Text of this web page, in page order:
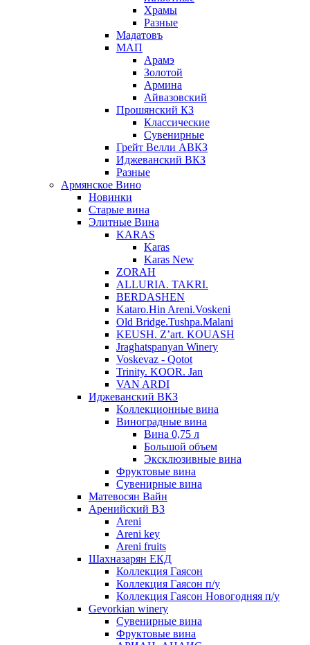
Храмы
Разные
Мадатовъ
МАП
Арамэ
Золотой
Армина
Айвазовский
Прошянский КЗ
Классические
Сувенирные
Грейт Велли АВКЗ
Иджеванский ВКЗ
Разные
Армянское Вино
Новинки
Старые вина
Элитные Вина
KARAS
Karas
Karas New
ZORAH
ALLURIA. TAKRI.
BERDASHEN
Kataro.Hin Areni.Voskeni
Old Bridge.Tushpa.Malani
KEUSH. Z’art. KOUASH
Jraghatspanyan Winery
Voskevaz - Qotot
Trinity. KOOR. Jan
VAN ARDI
Иджеванский ВКЗ
Коллекционные вина
Виноградные вина
Вина 0,75 л
Большой объем
Эксклюзивные вина
Фруктовые вина
Cувенирные вина
Матевосян Вайн
Аренийский ВЗ
Areni
Areni key
Areni fruits
Шахназарян ЕКД
Коллекция Гаясон
Коллекция Гаясон п/у
Коллекция Гаясон Новогодняя п/у
Gevorkian winery
Сувенирные вина
Фруктовые вина